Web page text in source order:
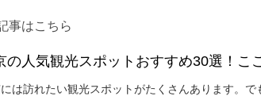
事はこちら
の人気観光スポットおすすめ30選！こ
は訪れたい観光スポットがたくさんあります。